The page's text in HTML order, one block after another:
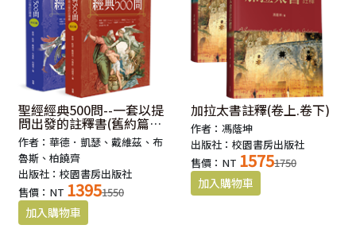
聖經經典500問--一套以提
問出發的註釋書(舊約篇．
新約篇)
作者：華德．凱瑟、戴維茲、布
魯斯、柏饒齊
出版社：校園書房出版社
售價：NT 13951550
加拉太書註釋(卷上.卷下)
作者：馮蔭坤
出版社：校園書房出版社
售價：NT 15751750